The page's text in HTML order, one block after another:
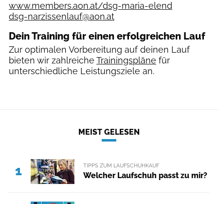
www.members.aon.at/dsg-maria-elend
dsg-narzissenlauf@aon.at
Dein Training für einen erfolgreichen Lauf
Zur optimalen Vorbereitung auf deinen Lauf
bieten wir zahlreiche Trainingspläne für
unterschiedliche Leistungsziele an.
MEIST GELESEN
1 TIPPS ZUM LAUFSCHUHKAUF
Welcher Laufschuh passt zu mir?